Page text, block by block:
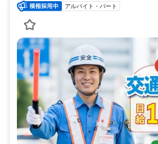
アルバイト・パート